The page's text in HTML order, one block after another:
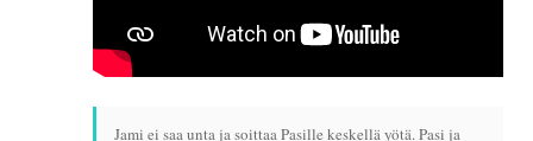
Jami ei saa unta ja soittaa Pasille keskellä yötä. Pasi ja